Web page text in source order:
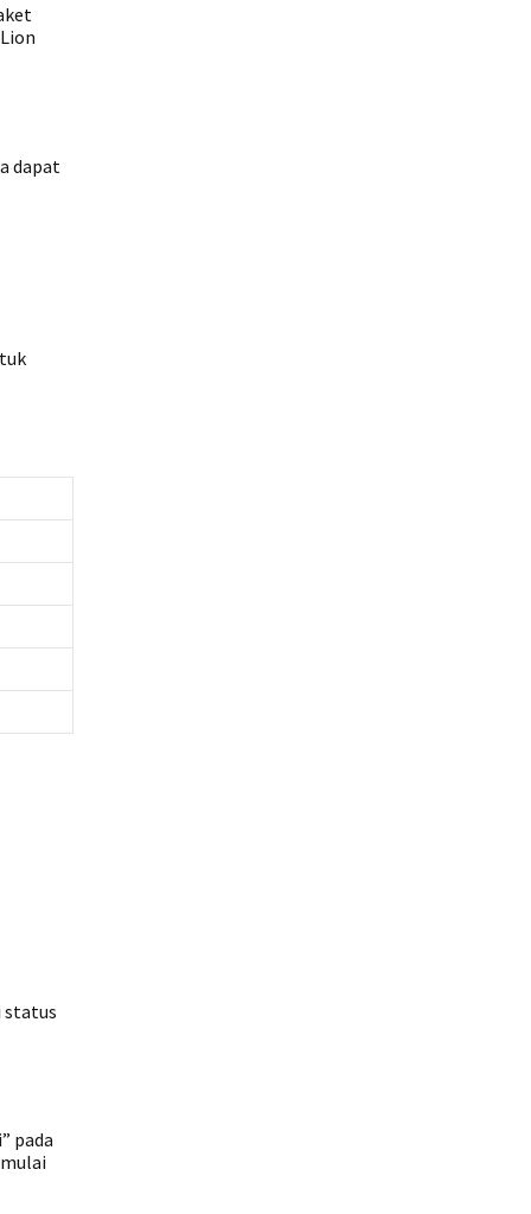
dapat
status
pada